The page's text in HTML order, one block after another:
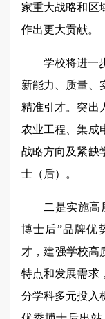
家重大战略和区
作出更大贡献。
学校将进一
新能力、质量、
精准引才。突出
农业工程、集成
战略方向及紧缺
士（后）。
二是实施高
博士后”品牌优
才，建强学校高
特点和发展需求
分学科多元投入